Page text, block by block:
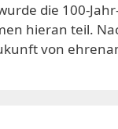
die 100-
hieran teil.
von